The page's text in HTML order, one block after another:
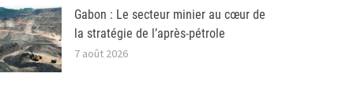
Gabon : Le secteur minier au cœur de
la stratégie de l’après-pétrole
7 août 2026